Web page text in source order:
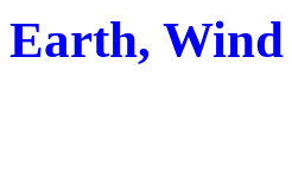
Earth,